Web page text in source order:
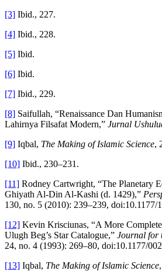
[3] Ibid., 227.
[4] Ibid., 228.
[5] Ibid.
[6] Ibid.
[7] Ibid., 229.
[8] Saifullah, “Renaissance Dan
Lahirnya Filsafat Modern,” Jurnal
[9] Iqbal, The Making of Islamic Science,
[10] Ibid., 230–231.
[11] Rodney Cartwright, “The Planetary
Ghiyath Al-Din Al-Kashi (d. 1429),”
130, no. 5 (2010): 239–239, doi:10.1177/
[12] Kevin Krisciunas, “A More
Ulugh Beg’s Star Catalogue,” Journal for
24, no. 4 (1993): 269–80, doi:10.1177/
[13] Iqbal, The Making of Islamic Science